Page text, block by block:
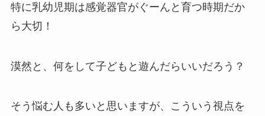
特に乳幼児期は感覚器官がぐーんと育つ時期だか
ら大切！
漠然と、何をして子どもと遊んだらいいだろう？
そう悩む人も多いと思いますが、こういう視点を